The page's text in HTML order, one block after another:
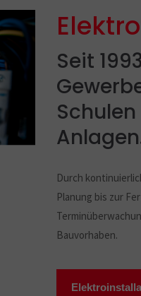
Seit
Durch
Planung bis zur
Bauvorhaben.